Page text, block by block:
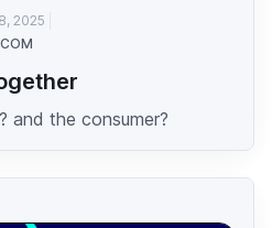
2025
and the consumer?